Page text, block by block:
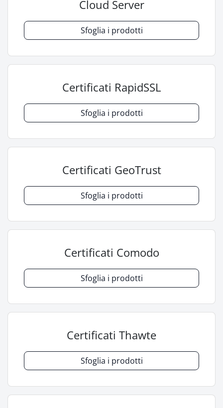
Cloud Server
Sfoglia i prodotti
Certificati RapidSSL
Sfoglia i prodotti
Certificati GeoTrust
Sfoglia i prodotti
Certificati Comodo
Sfoglia i prodotti
Certificati Thawte
Sfoglia i prodotti